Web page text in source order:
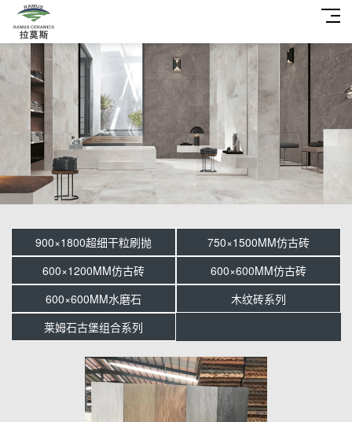
900×1800超细干粒刷抛
750×1500MM仿古砖
600×1200MM仿古砖
600×600MM仿古砖
600×600MM水磨石
木纹砖系列
莱姆石古堡组合系列